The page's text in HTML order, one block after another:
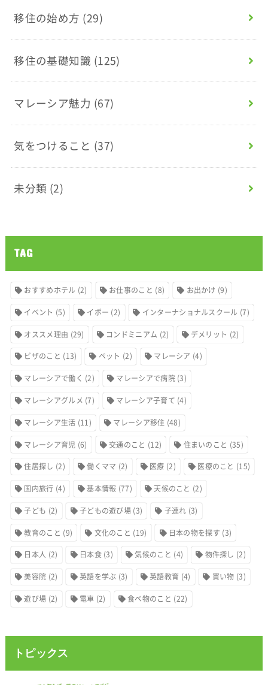
移住の始め方 (29)
移住の基礎知識 (125)
マレーシア魅力 (67)
気をつけること (37)
未分類 (2)
TAG
おすすめホテル (2) お仕事のこと (8) お出かけ (9)
イベント (5) イポー (2) インターナショナルスクール (7)
オススメ理由 (29) コンドミニアム (2) デメリット (2)
ビザのこと (13) ペット (2) マレーシア (4)
マレーシアで働く (2) マレーシアで病院(3)
マレーシアグルメ (7) マレーシア子育て (4)
マレーシア生活 (11) マレーシア移住 (48)
マレーシア育児 (6) 交通のこと (12) 住まいのこと (35)
住居探し (2) 働くママ (2) 医療 (2) 医療のこと (15)
国内旅行 (4) 基本情報 (77) 天候のこと (2)
子ども (2) 子どもの遊び場 (3) 子連れ (3)
教育のこと (9) 文化のこと (19) 日本の物を探す (3)
日本人 (2) 日本食(3) 気候のこと (4) 物件探し (2)
美容院 (2) 英語を学ぶ (3) 英語教育 (4) 買い物 (3)
遊び場 (2) 電車 (2) 食べ物のこと (22)
トピックス